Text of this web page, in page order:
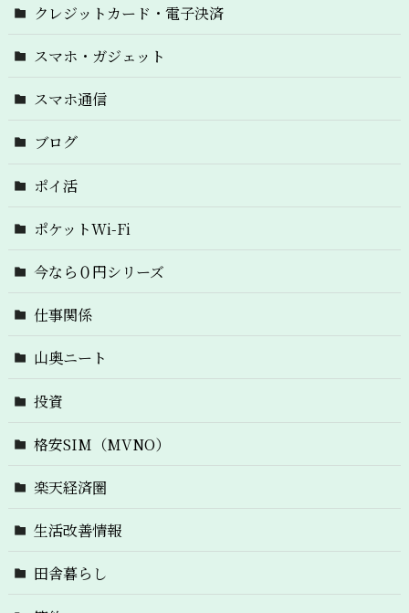
クレジットカード・電子決済
スマホ・ガジェット
スマホ通信
ブログ
ポイ活
ポケットWi-Fi
今なら０円シリーズ
仕事関係
山奥ニート
投資
格安SIM（MVNO）
楽天経済圏
生活改善情報
田舎暮らし